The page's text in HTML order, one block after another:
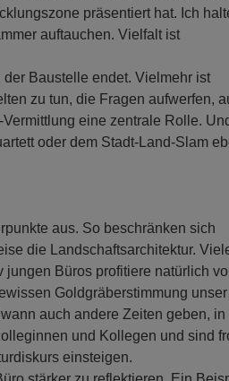
präsentiert hat. Ich
auftauchen. Vielfalt ist
Baustelle endet. Vielmehr ist
zu tun, die Fragen aufwerfen,
eine zentrale Rolle.
oder dem Stadt-Land-Slam
aus. So beschränken sich
die Landschaftsarchitektur.
Büros profitiere natürlich
Goldgräberstimmung unser
auch andere Zeiten geben, in
und Kollegen und sind
einsteigen.